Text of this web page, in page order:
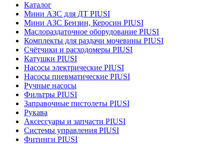
Каталог
Мини АЗС для ДТ PIUSI
Мини АЗС Бензин, Керосин PIUSI
Маслораздаточное оборудование PIUSI
Комплекты для раздачи мочевины PIUSI
Счётчики и расходомеры PIUSI
Катушки PIUSI
Насосы электрические PIUSI
Насосы пневматические PIUSI
Ручные насосы
Фильтры PIUSI
Заправочные пистолеты PIUSI
Рукава
Аксессуары и запчасти PIUSI
Системы управления PIUSI
Фитинги PIUSI